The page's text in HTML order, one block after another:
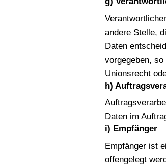
andere Stelle,
Daten
vorgegeben,
Unionsrecht
h)
Daten im
i) Empfänger
Empfänger ist
offengelegt